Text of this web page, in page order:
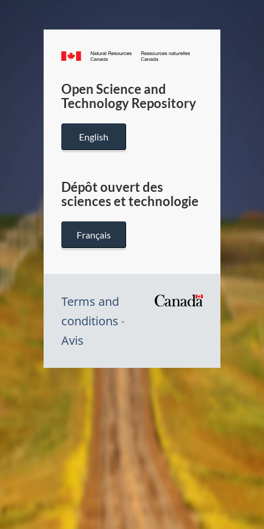
Canada.ca
/
Canada
Open Science and
Technology Repository
English
Dépôt ouvert des
sciences et technologie
Français
Terms and
conditions
Avis
Symbole
Canada